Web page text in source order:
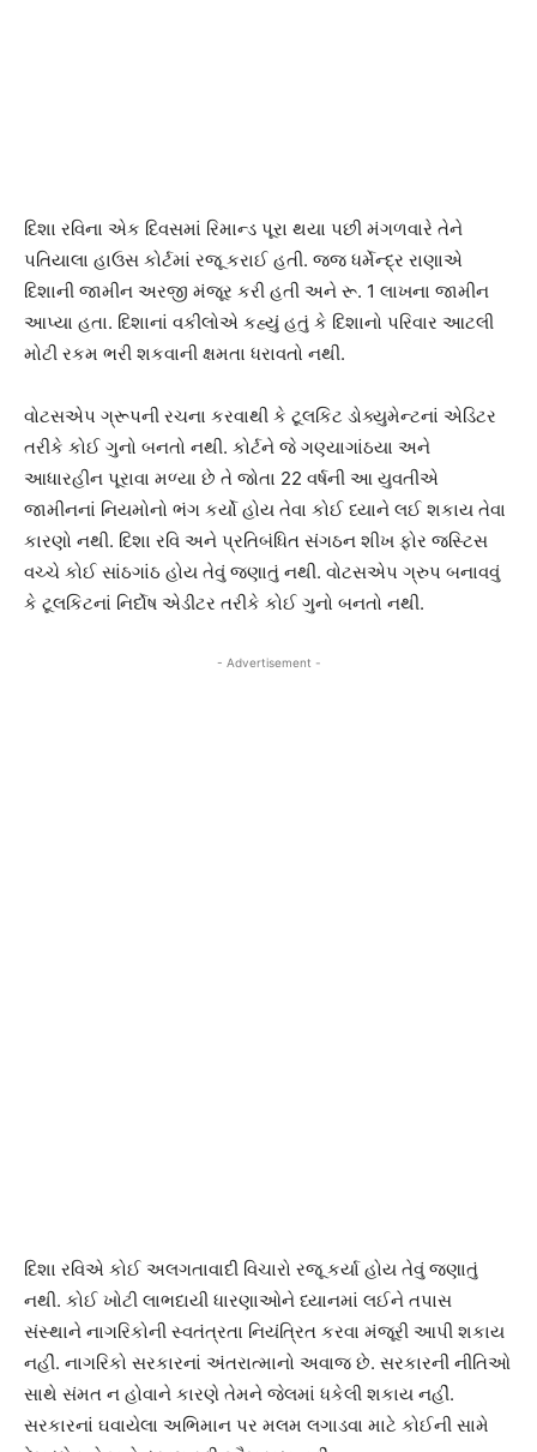
દિશા રવિના એક દિવસમાં રિમાન્ડ પૂરા થયા પછી મંગળવારે તેને
પતિયાલા હાઉસ કોર્ટમાં રજૂ કરાઈ હતી. જજ ધર્મેન્દ્ર રાણાએ
દિશાની જામીન અરજી મંજૂર કરી હતી અને રૂ. 1 લાખના જામીન
આપ્યા હતા. દિશાનાં વકીલોએ કહ્યું હતું કે દિશાનો પરિવાર આટલી
મોટી રકમ ભરી શકવાની ક્ષમતા ધરાવતો નથી.
વોટસએપ ગ્રૂપની રચના કરવાથી કે ટૂલકિટ ડોક્યુમેન્ટનાં એડિટર
તરીકે કોઈ ગુનો બનતો નથી. કોર્ટને જે ગણ્યાગાંઠયા અને
આધારહીન પૂરાવા મળ્યા છે તે જોતા 22 વર્ષની આ યુવતીએ
જામીનનાં નિયમોનો ભંગ કર્યો હોય તેવા કોઈ ધ્યાને લઈ શકાય તેવા
કારણો નથી. દિશા રવિ અને પ્રતિબંધિત સંગઠન શીખ ફોર જસ્ટિસ
વચ્ચે કોઈ સાંઠગાંઠ હોય તેવું જણાતું નથી. વોટસએપ ગ્રુપ બનાવવું
કે ટૂલકિટનાં નિર્દોષ એડીટર તરીકે કોઈ ગુનો બનતો નથી.
- Advertisement -
દિશા રવિએ કોઈ અલગતાવાદી વિચારો રજૂ કર્યા હોય તેવું જણાતું
નથી. કોઈ ખોટી લાભદાયી ધારણાઓને ધ્યાનમાં લઈને તપાસ
સંસ્થાને નાગરિકોની સ્વતંત્રતા નિયંત્રિત કરવા મંજૂરી આપી શકાય
નહીં. નાગરિકો સરકારનાં અંતરાત્માનો અવાજ છે. સરકારની નીતિઓ
સાથે સંમત ન હોવાને કારણે તેમને જેલમાં ધકેલી શકાય નહીં.
સરકારનાં ઘવાયેલા અભિમાન પર મલમ લગાડવા માટે કોઈની સામે